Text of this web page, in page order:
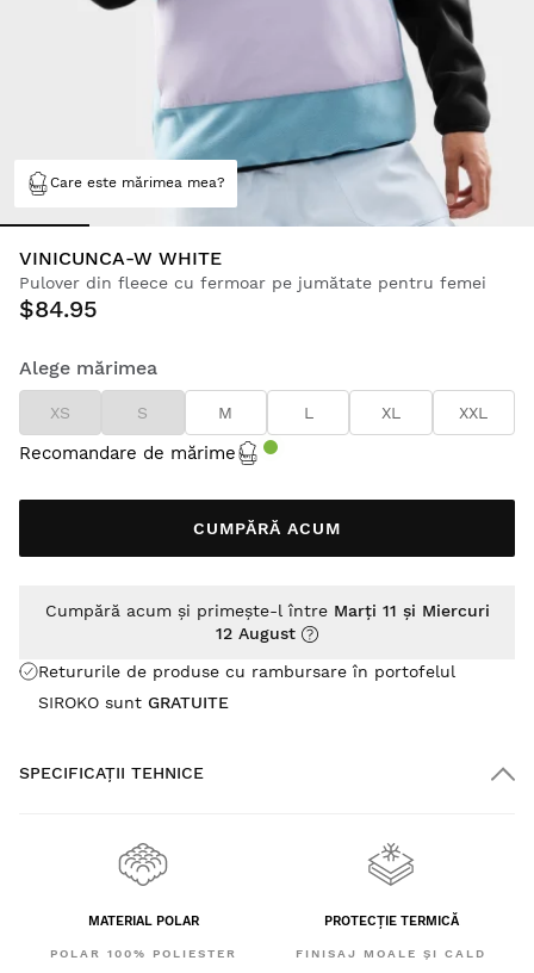
Care este mărimea mea?
VINICUNCA-W WHITE
Pulover din fleece cu fermoar pe jumătate pentru femei
$84.95
Alege mărimea
XS S M L XL XXL
Recomandare de mărime
CUMPĂRĂ ACUM
Retururile de produse cu rambursare în portofelul
SIROKO sunt GRATUITE
Cumpără acum și primește-l între Marți 11 și Miercuri
12 August
SPECIFICAȚII TEHNICE
MATERIAL POLAR
POLAR 100% POLIESTER
PROTECȚIE TERMICĂ
FINISAJ MOALE ȘI CALD